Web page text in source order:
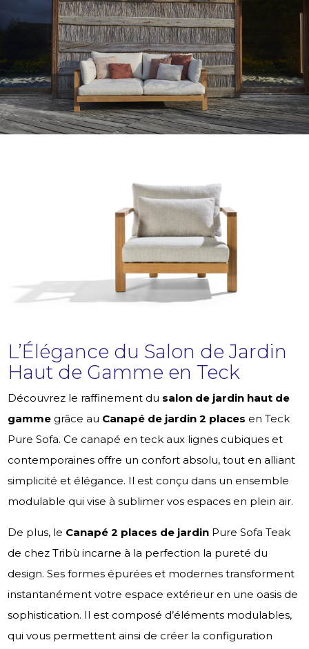
L’Élégance du Salon de Jardin
Haut de Gamme en Teck
Découvrez le raffinement du salon de jardin haut de
gamme grâce au Canapé de jardin 2 places en Teck
Pure Sofa. Ce canapé en teck aux lignes cubiques et
contemporaines offre un confort absolu, tout en alliant
simplicité et élégance. Il est conçu dans un ensemble
modulable qui vise à sublimer vos espaces en plein air.
De plus, le Canapé 2 places de jardin Pure Sofa Teak
de chez Tribù incarne à la perfection la pureté du
design. Ses formes épurées et modernes transforment
instantanément votre espace extérieur en une oasis de
sophistication. Il est composé d’éléments modulables,
qui vous permettent ainsi de créer la configuration